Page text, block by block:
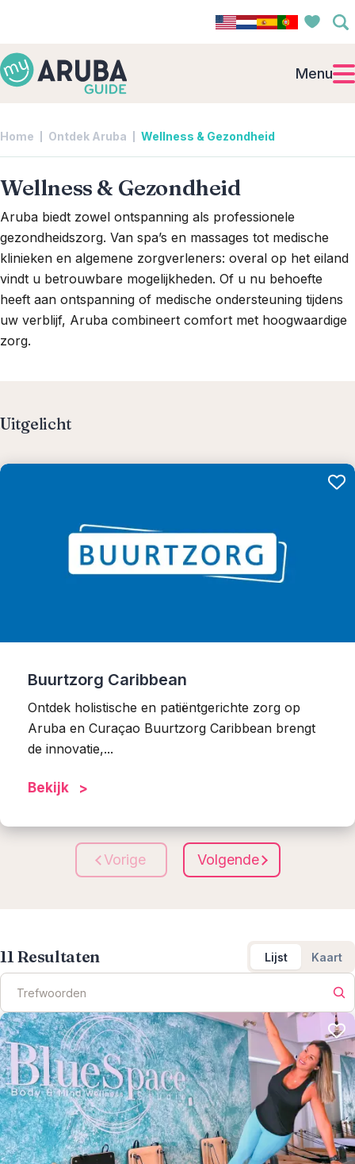
Menu
Home Ontdek Aruba Wellness & Gezondheid
Wellness & Gezondheid
Aruba biedt zowel ontspanning als professionele
gezondheidszorg. Van spa’s en massages tot medische
klinieken en algemene zorgverleners: overal op het eiland
vindt u betrouwbare mogelijkheden. Of u nu behoefte
heeft aan ontspanning of medische ondersteuning tijdens
uw verblijf, Aruba combineert comfort met hoogwaardige
zorg.
Uitgelicht
Buurtzorg Caribbean
Ontdek holistische en patiëntgerichte zorg op
Aruba en Curaçao Buurtzorg Caribbean brengt
de innovatie,...
Bekijk
Vorige Volgende
11Resultaten Lijst Kaart